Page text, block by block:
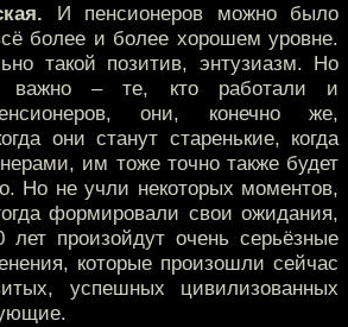
И пенсионеров можно было
более и более хорошем уровне.
такой позитив, энтузиазм. Но
важно – те, кто работали и
они, конечно же,
они станут старенькие, когда
им тоже точно также будет
Но не учли некоторых моментов,
формировали свои ожидания,
произойдут очень серьёзные
которые произошли сейчас
успешных цивилизованных